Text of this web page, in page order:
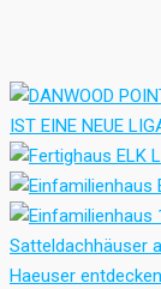
Satteldachhäuser
Haeuser entdecken